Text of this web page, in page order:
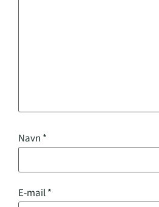
Navn *
E-mail*